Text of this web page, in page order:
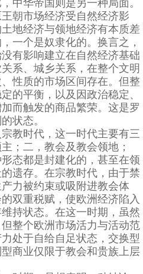
中华帝国则是另一种局面。
朝市场经济受自然经济影
地经济与领地经济有本质差
一个是奴隶化的。换言之，
有影响建立在自然经济基础
关系、城乡关系，在整个文明
性质的市场区间存在。但整
的平衡，以及因政治稳定、
而触发的商品繁荣。这是罗
状态。
教时代，这一时代主要有三
；二，教会及教会领地；
态都是封建化的，甚至在领
遗存。在宗教时代，由于禁
力被约束或吸附进教会体
双重税赋，使欧洲经济陷入
持状态。在这一时期，虽然
整个欧洲市场活力与活动范
处于自给自足状态，交换型
商业仅限于教会和贵族上层